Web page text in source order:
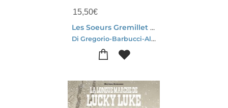
15,50€
Les Soeurs Gremillet Tome 9 : Le Jeu Des Masques
Di Gregorio-Barbucci-Alessandro Barbucci-Giovanni Di Gregorio